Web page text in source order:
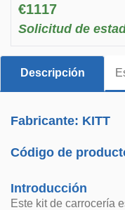
€1117
Solicitud de
Descripción
Fabricante: KITT
Código de
Introducción
Este kit de carrocería